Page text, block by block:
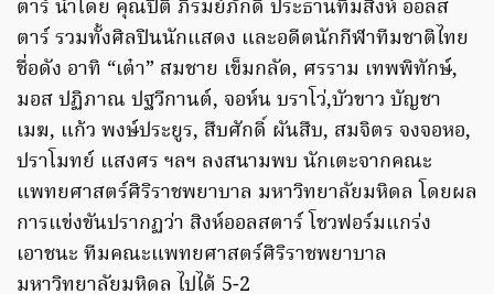
ตาร์ นำโดย คุณปิติ ภิรมย์ภักดี ประธานทีมสิงห์ ออลส
ตาร์ รวมทั้งศิลปินนักแสดง และอดีตนักกีฬาทีมชาติไทย
ชื่อดัง อาทิ “เต๋า” สมชาย เข็มกลัด, ศรราม เทพพิทักษ์,
มอส ปฏิภาณ ปฐวีกานต์, จอห์น บราโว่,บัวขาว บัญชา
เมฆ, แก้ว พงษ์ประยูร, สืบศักดิ์ ผันสืบ, สมจิตร จงจอหอ,
ปราโมทย์ แสงศร ฯลฯ ลงสนามพบ นักเตะจากคณะ
แพทยศาสตร์ศิริราชพยาบาล มหาวิทยาลัยมหิดล โดยผล
การแข่งขันปรากฏว่า สิงห์ออลสตาร์ โชวฟอร์มแกร่ง
เอาชนะ ทีมคณะแพทยศาสตร์ศิริราชพยาบาล
มหาวิทยาลัยมหิดล ไปได้ 5-2